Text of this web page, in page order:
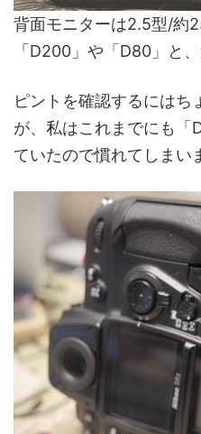
背面モニターは2.5型/約
「D200」や「D80」と
ピントを確認するにはち
が、私はこれまでにも
ていたので慣れてしまい